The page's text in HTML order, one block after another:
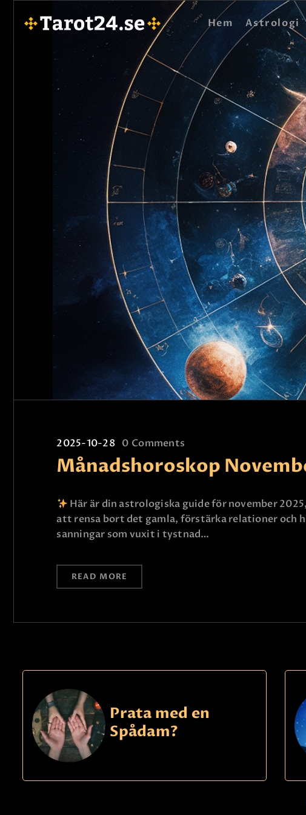
Hem Astrologi
2025-10-28 0 Comments
Månadshoroskop
Här är din astrologiska guide för november
att rensa bort det gamla, förstärka relationer
sanningar som vuxit i tystnad…
READ MORE
Prata med en
Spådam?